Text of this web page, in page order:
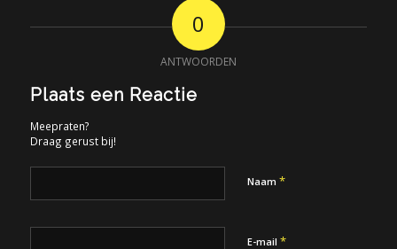
0
ANTWOORDEN
Plaats een Reactie
Meepraten?
Draag gerust bij!
Naam *
E-mail *